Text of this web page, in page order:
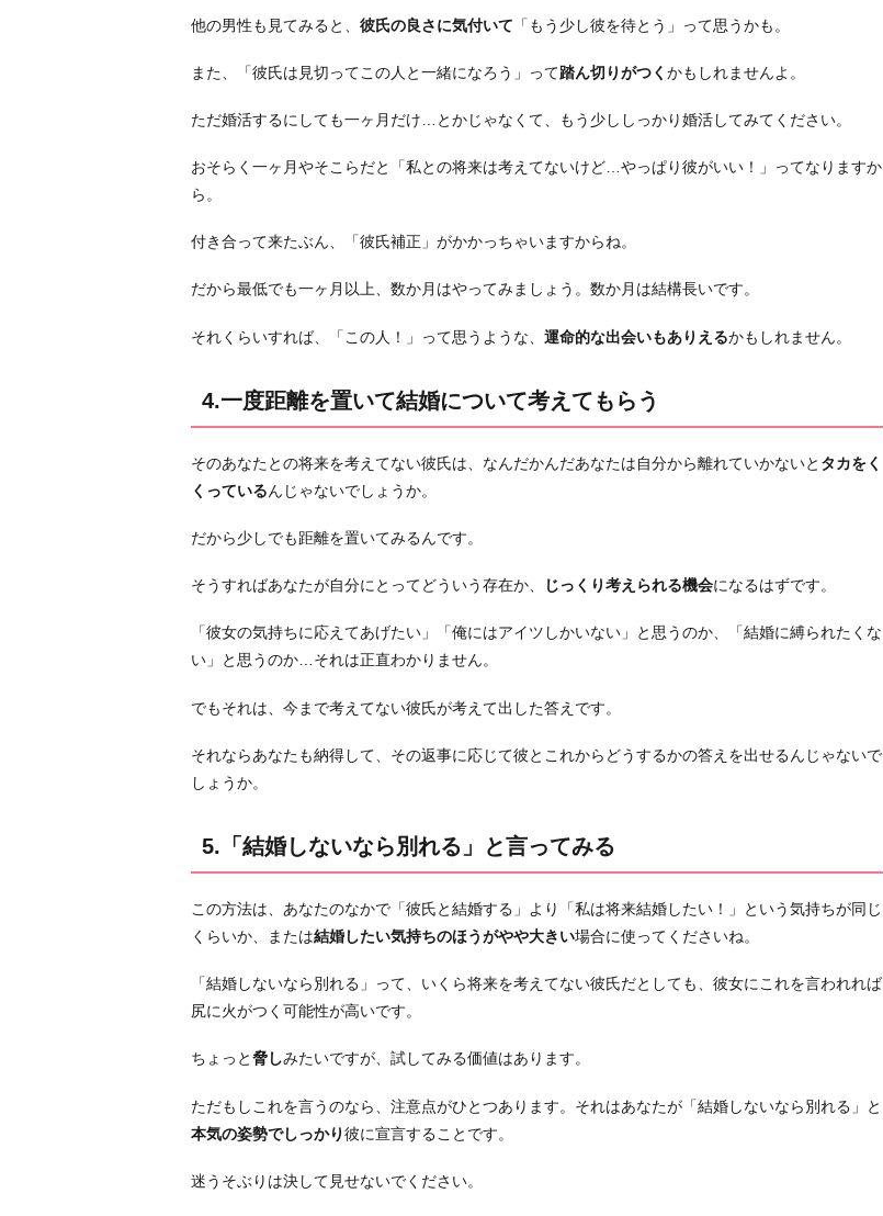
婚
い
考
て
ら
5.
婚
し
な
い
ら
れ
っ
み
る
本
当
に
い
い
か
に
問
い
他の男性も見てみると、 彼氏の良さに気付いて 「もう少し彼を待とう」って思うかも。
また、「彼氏は見切ってこの人と一緒になろう」って踏ん切りがつく かもしれませんよ。
ただ婚活するにしても一ヶ月だけ…とかじゃなくて、もう少ししっかり婚活してみてください。
おそらく一ヶ月やそこらだと「私との将来は考えてないけど…やっぱり彼がいい！」ってなりますか
ら。
付き合って来たぶん、「彼氏補正」がかかっちゃいますからね。
だから最低でも一ヶ月以上、数か月はやってみましょう。数か月は結構長いです。
それくらいすれば、「この人！」って思うような、 運命的な出会いもありえるかもしれません。
4.一度距離を置いて結婚について考えてもらう
そのあなたとの将来を考えてない彼氏は、なんだかんだあなたは自分から離れていかないと タカをく
くっているんじゃないでしょうか。
だから少しでも距離を置いてみるんです。
そうすればあなたが自分にとってどういう存在か、 じっくり考えられる機会になるはずです。
「彼女の気持ちに応えてあげたい」「俺にはアイツしかいない」と思うのか、「結婚に縛られたくな
い」と思うのか…それは正直わかりません。
でもそれは、今まで考えてない彼氏が考えて出した答えです。
それならあなたも納得して、その返事に応じて彼とこれからどうするかの答えを出せるんじゃないで
しょうか。
5.「結婚しないなら別れる」と言ってみる
この方法は、あなたのなかで「彼氏と結婚する」より「私は将来結婚したい！」という気持ちが同じ
くらいか、または結婚したい気持ちのほうがやや大きい場合に使ってくださいね。
「結婚しないなら別れる」って、いくら将来を考えてない彼氏だとしても、彼女にこれを言われれば
尻に火がつく可能性が高いです。
ちょっと脅しみたいですが、試してみる価値はあります。
ただもしこれを言うのなら、注意点がひとつあります。それはあなたが「結婚しないなら別れる」と
本気の姿勢でしっかり彼に宣言することです。
迷うそぶりは決して見せないでください。